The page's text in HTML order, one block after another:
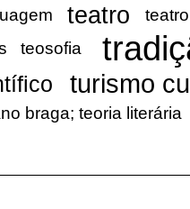
teatro
teosofia
turismo
braga; teoria literária